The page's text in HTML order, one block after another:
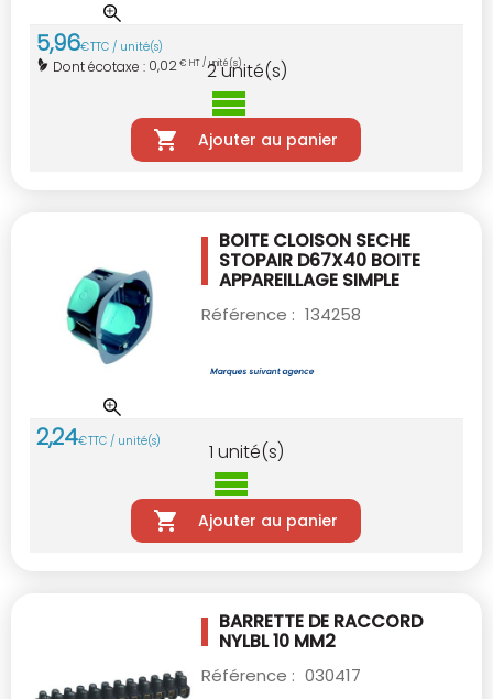
5,96€TTC / unité(s)
Dont écotaxe : 0,02€ HT / unité(s)
2unité(s)
Ajouter au panier
BOITE CLOISON SECHE
STOPAIR D67X40 BOITE
APPAREILLAGE SIMPLE
Référence : 134258
2,24€TTC / unité(s) 1 unité(s)
Ajouter au panier
BARRETTE DE RACCORD
NYLBL 10 MM2
Référence : 030417